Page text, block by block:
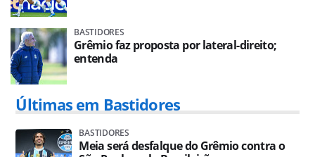
BASTIDORES
Grêmio faz proposta por lateral-direito;
entenda
Últimas em Bastidores
BASTIDORES
Meia será desfalque do Grêmio contra o